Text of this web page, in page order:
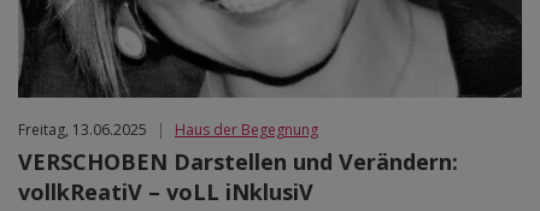
Freitag, 13.06.2025 | Haus der Begegnung
VERSCHOBEN Darstellen und Verändern:
vollkReatiV – voLL iNklusiV